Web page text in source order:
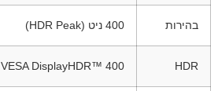
בהירות 400 ניט (HDR Peak)
HDR
VESA DisplayHDR™ 400